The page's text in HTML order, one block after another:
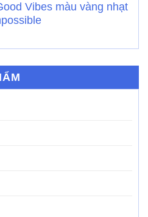
Vibes màu vàng nhạt